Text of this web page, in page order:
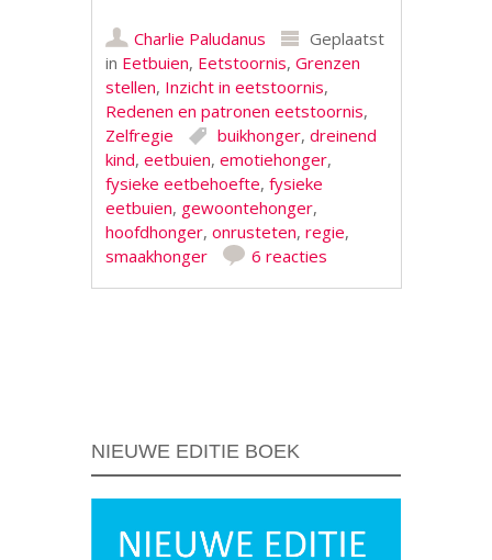
Charlie Paludanus
Geplaatst
in Eetbuien, Eetstoornis,Grenzen
stellen, Inzicht in eetstoornis,
Redenen en patronen eetstoornis,
Zelfregie
buikhonger,dreinend
kind,eetbuien,emotiehonger,
fysieke eetbehoefte,fysieke
eetbuien, gewoontehonger,
hoofdhonger,onrusteten,regie,
smaakhonger
6 reacties
NIEUWE EDITIE BOEK